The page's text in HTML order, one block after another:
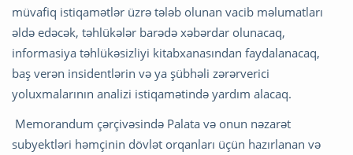
müvafiq istiqamətlər üzrə tələb olunan vacib məlumatları
əldə edəcək, təhlükələr barədə xəbərdar olunacaq,
informasiya təhlükəsizliyi kitabxanasından faydalanacaq,
baş verən insidentlərin və ya şübhəli zərərverici
yoluxmalarının analizi istiqamətində yardım alacaq.
Memorandum çərçivəsində Palata və onun nəzarət
subyektləri həmçinin dövlət orqanları üçün hazırlanan və